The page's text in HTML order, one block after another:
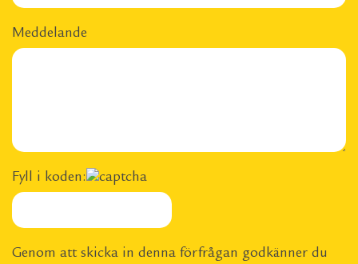
Meddelande
Fyll i koden:
Genom att skicka in denna förfrågan godkänner du